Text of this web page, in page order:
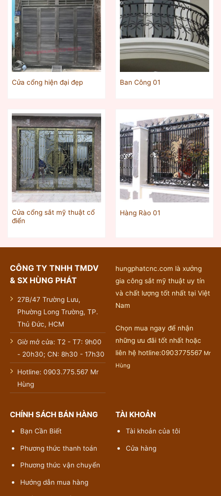
Cửa cổng hiện đại đẹp Ban Công 01
Cửa cổng sắt mỹ thuật cổ
điển
Hàng Rào 01
CÔNG TY TNHH TMDV
& SX HÙNG PHÁT
27B/47 Trường Lưu,
Phường Long Trường, TP.
Thủ Đức, HCM
Giờ mở cửa: T2 - T7: 9h00
- 20h30; CN: 8h30 - 17h30
Hotline: 0903.775.567 Mr
Hùng
hungphatcnc.com là xưởng
gia công sắt mỹ thuật uy tín
và chất lượng tốt nhất tại Việt
Nam
Chọn mua ngay để nhận
những ưu đãi tốt nhất hoặc
liên hệ hotline:0903775567 Mr
Hùng
CHÍNH SÁCH BÁN HÀNG
Bạn Cần Biết
Phương thức thanh toán
Phương thức vận chuyển
Hướng dẫn mua hàng
TÀI KHOẢN
Tài khoản của tôi
Cửa hàng